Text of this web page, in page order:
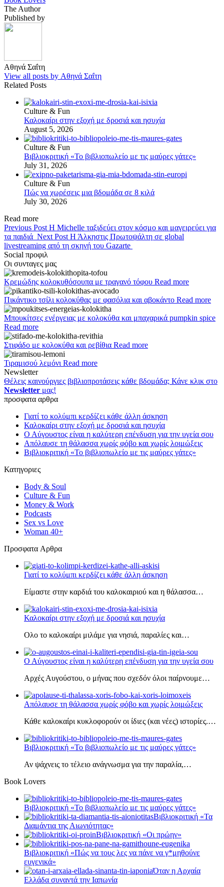
The Author
Published by
Αθηνά Σαΐτη
View all posts by Αθηνά Σαΐτη
Related Posts
Culture & Fun
Καλοκαίρι στην εξοχή με δροσιά και ησυχία
August 5, 2026
Culture & Fun
Βιβλιοκριτική «Το βιβλιοπωλείο με τις μαύρες γάτες»
July 31, 2026
Culture & Fun
Πώς να χωρέσεις μια βδομάδα σε 8 κιλά
July 30, 2026
Read more
Previous Post Η Michelle ταξιδεύει στον κόσμο και μαγειρεύει για
τα παιδιά Next Post Η Άλκηστις Πρωτοψάλτη σε global
livestreaming από τη σκηνή του Gazarte
Social προφιλ
Οι συνταγες μας
Κρεμώδης κολοκυθόσουπα με τραγανό τόφου Read more
Πικάντικο τσίλι κολοκύθας με φασόλια και αβοκάντο Read more
Μπουκίτσες ενέργειας με κολοκύθα και μπαχαρικά pumpkin spice
Read more
Στιφάδο με κολοκύθα και ρεβίθια Read more
Τιραμισού λεμόνιRead more
Newsletter
Θέλεις καινούργιες βιβλιοπροτάσεις κάθε βδομάδα; Κάνε κλικ στο
Newsletter μας!
προσφατα αρθρα
Γιατί το κολύμπι κερδίζει κάθε άλλη άσκηση
Καλοκαίρι στην εξοχή με δροσιά και ησυχία
Ο Αύγουστος είναι η καλύτερη επένδυση για την υγεία σου
Απόλαυσε τη θάλασσα χωρίς φόβο και χωρίς λοιμώξεις
Βιβλιοκριτική «Το βιβλιοπωλείο με τις μαύρες γάτες»
Κατηγοριες
Body & Soul
Culture & Fun
Money & Work
Podcasts
Sex vs Love
Woman 40+
Πρoσφατα Aρθρα
Γιατί το κολύμπι κερδίζει κάθε άλλη άσκηση
Είμαστε στην καρδιά του καλοκαιριού και η θάλασσα…
Καλοκαίρι στην εξοχή με δροσιά και ησυχία
Ολο το καλοκαίρι μιλάμε για νησιά, παραλίες και…
Ο Αύγουστος είναι η καλύτερη επένδυση για την υγεία σου
Αρχές Αυγούστου, ο μήνας που σχεδόν όλοι παίρνουμε…
Απόλαυσε τη θάλασσα χωρίς φόβο και χωρίς λοιμώξεις
Κάθε καλοκαίρι κυκλοφορούν οι ίδιες (και νέες) ιστορίες.…
Βιβλιοκριτική «Το βιβλιοπωλείο με τις μαύρες γάτες»
Αν ψάχνεις το τέλειο ανάγνωσμα για την παραλία,…
Book Lovers
Βιβλιοκριτική «Το βιβλιοπωλείο με τις μαύρες γάτες»
Βιβλιοκριτική «Τα
Διαμάντια της Αιωνιότητας»
Βιβλιοκριτική «Οι πρώην»
Βιβλιοκριτική «Πώς να τους λες να πάνε να γ*μηθούνε
ευγενικά»
Όταν η Αρχαία
Ελλάδα συναντά την Ιαπωνία